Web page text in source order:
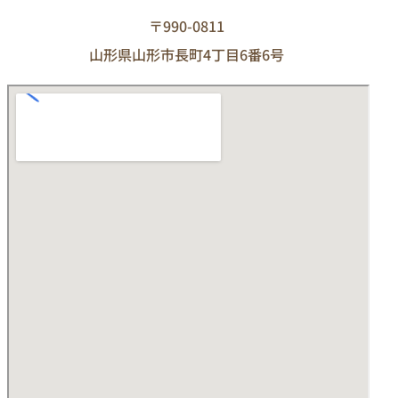
〒990-0811
山形県山形市長町4丁目6番6号